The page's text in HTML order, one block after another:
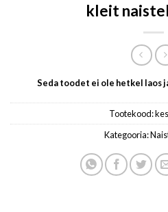
kleit
Seda toodet ei ole hetkel laos
Tootekood:
Kategooria: